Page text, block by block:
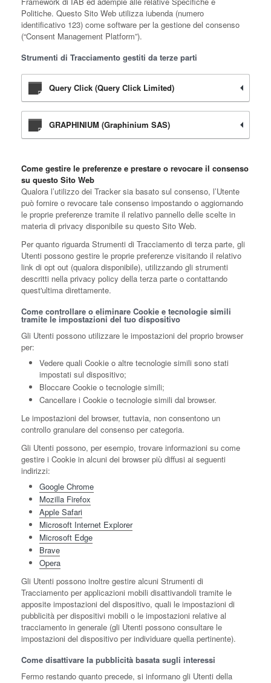
Politiche. Questo Sito Web utilizza iubenda (numero
identificativo 123) come software per la gestione del consenso
(“Consent Management Platform”).
Strumenti di Tracciamento gestiti da terze parti
Query Click (Query Click Limited)
GRAPHINIUM (Graphinium SAS)
Come gestire le preferenze e prestare o revocare il consenso
su questo Sito Web
Qualora l’utilizzo dei Tracker sia basato sul consenso, l’Utente
può fornire o revocare tale consenso impostando o aggiornando
le proprie preferenze tramite il relativo pannello delle scelte in
materia di privacy disponibile su questo Sito Web.
Per quanto riguarda Strumenti di Tracciamento di terza parte, gli
Utenti possono gestire le proprie preferenze visitando il relativo
link di opt out (qualora disponibile), utilizzando gli strumenti
descritti nella privacy policy della terza parte o contattando
quest'ultima direttamente.
Come controllare o eliminare Cookie e tecnologie simili
tramite le impostazioni del tuo dispositivo
Gli Utenti possono utilizzare le impostazioni del proprio browser
per:
Vedere quali Cookie o altre tecnologie simili sono stati
impostati sul dispositivo;
Bloccare Cookie o tecnologie simili;
Cancellare i Cookie o tecnologie simili dal browser.
Le impostazioni del browser, tuttavia, non consentono un
controllo granulare del consenso per categoria.
Gli Utenti possono, per esempio, trovare informazioni su come
gestire i Cookie in alcuni dei browser più diffusi ai seguenti
indirizzi:
Google Chrome
Mozilla Firefox
Apple Safari
Microsoft Internet Explorer
Microsoft Edge
Brave
Opera
Gli Utenti possono inoltre gestire alcuni Strumenti di
Tracciamento per applicazioni mobili disattivandoli tramite le
apposite impostazioni del dispositivo, quali le impostazioni di
pubblicità per dispositivi mobili o le impostazioni relative al
tracciamento in generale (gli Utenti possono consultare le
impostazioni del dispositivo per individuare quella pertinente).
Come disattivare la pubblicità basata sugli interessi
Fermo restando quanto precede, si informano gli Utenti della